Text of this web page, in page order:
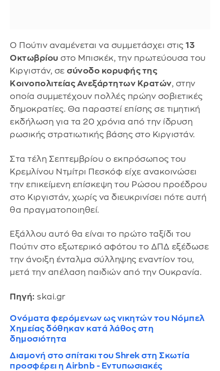
Ο Πούτιν αναμένεται να συμμετάσχει στις 13
Οκτωβρίου στο Μπισκέκ, την πρωτεύουσα του
Κιργιστάν, σε σύνοδο κορυφής της
Κοινοπολιτείας Ανεξάρτητων Κρατών, στην
οποία συμμετέχουν πολλές πρώην σοβιετικές
δημοκρατίες. Θα παραστεί επίσης σε τιμητική
εκδήλωση για τα 20 χρόνια από την ίδρυση
ρωσικής στρατιωτικής βάσης στο Κιργιστάν.
Στα τέλη Σεπτεμβρίου ο εκπρόσωπος του
Κρεμλίνου Ντμίτρι Πεσκόφ είχε ανακοινώσει
την επικείμενη επίσκεψη του Ρώσου προέδρου
στο Κιργιστάν, χωρίς να διευκρινίσει πότε αυτή
θα πραγματοποιηθεί.
Εξάλλου αυτό θα είναι το πρώτο ταξίδι του
Πούτιν στο εξωτερικό αφότου το ΔΠΔ εξέδωσε
την άνοιξη ένταλμα σύλληψης εναντίον του,
μετά την απέλαση παιδιών από την Ουκρανία.
Πηγή: skai.gr
Ονόματα φερόμενων ως νικητών του Νόμπελ
Χημείας δόθηκαν κατά λάθος στη
δημοσιότητα
Διαμονή στο σπίτακι του Shrek στη Σκωτία
προσφέρει η Airbnb - Εντυπωσιακές